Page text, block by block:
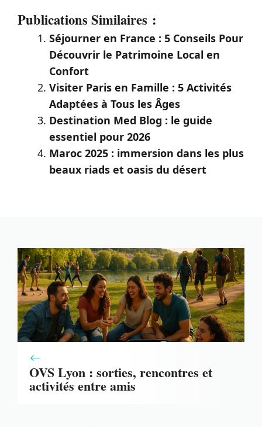
Publications Similaires :
Séjourner en France : 5 Conseils Pour
Découvrir le Patrimoine Local en
Confort
Visiter Paris en Famille : 5 Activités
Adaptées à Tous les Âges
Destination Med Blog : le guide
essentiel pour 2026
Maroc 2025 : immersion dans les plus
beaux riads et oasis du désert
OVS Lyon : sorties, rencontres et
activités entre amis